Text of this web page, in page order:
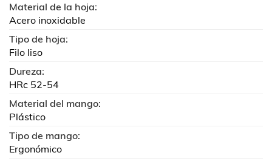
Material de la hoja:
Acero inoxidable
Tipo de hoja:
Filo liso
Dureza:
HRc 52-54
Material del mango:
Plástico
Tipo de mango:
Ergonómico